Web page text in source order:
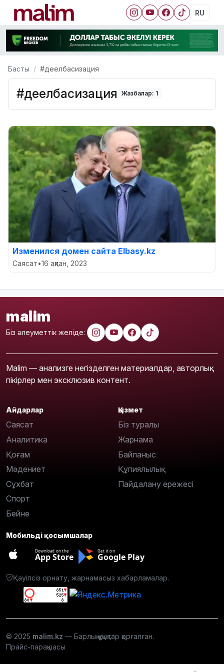
RU
Басты #деелбасизация
#деелбасизация Жазбалар: 1
Изменился домен сайта Еlbasy.kz
Саясат•16 ақпан, 2023
malim
Біз әлеуметтік желіде:
Malim — анализге негізделген материалдар, авторлық
пікірлер мен эксклюзив контент.
Айдарлар
Саясат
Аналитика
Қоғам
Мәдениет
Сұхбат
Спорт
Бейне
Қызмет
Біз туралы
Жарнама
Байланыс
Құпиялылық
Пайдалану ережесі
Мобильді қосымшалар
Download on the
App Store
Get it on
Google Play
Қауіпсіз орнату, жарнамасыз хабарламалар.
© 2025 malim.kz — Барлық құқықтар қорғалған.
Прайс-парақшасы